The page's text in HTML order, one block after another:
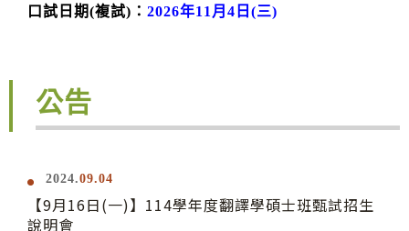
口試日期(複試)： 2026年11月4日(三)
公告
2024.09.04
【9月16日(一)】114學年度翻譯學碩士班甄試招生
說明會